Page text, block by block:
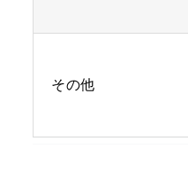
その他